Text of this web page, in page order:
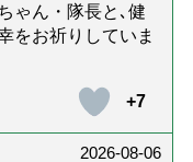
ゃん・隊長と､健
をお祈りしていま
+7
2026-08-06